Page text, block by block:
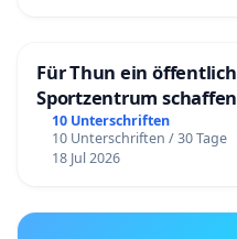
Für Thun ein
Sportzentrum schaffen
10 Unterschriften
10 Unterschriften / 30 Tage
18 Jul 2026